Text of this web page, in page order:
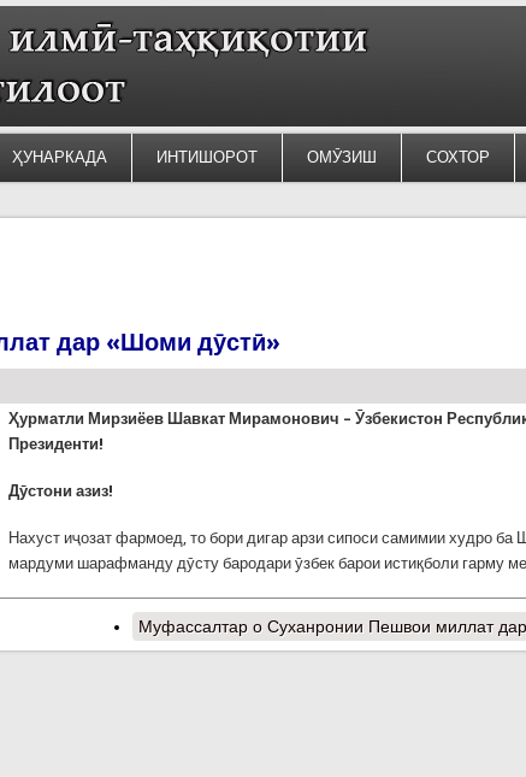
ҲУНАРКАДА ИНТИШОРОТ ОМӮЗИШ СОХТОР
дар «Шоми дӯстӣ»
Ҳурматли Мирзиёев Шавкат Мирамонович – Ӯзбекистон
Президенти!
Дӯстони азиз!
Нахуст иҷозат фармоед, то бори дигар арзи сипоси самимии худро
мардуми шарафманду дӯсту бародари ӯзбек барои истиқболи гарму
Муфассалтар о Суханронии Пешвои миллат